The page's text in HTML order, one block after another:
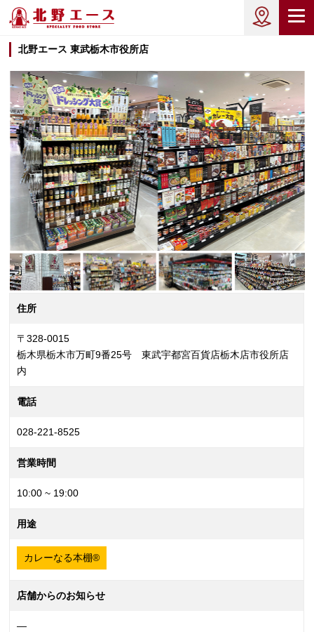
北野エース 東武栃木市役所店
住所
〒328-0015
栃木県栃木市万町9番25号 東武宇都宮百貨店栃木店市役所店
内
電話
028-221-8525
営業時間
10:00 ~ 19:00
用途
カレーなる本棚®
店舗からのお知らせ
—